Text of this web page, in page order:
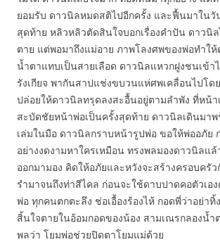
ยอมรับ ดาวนิลหมดสติไปอีกครั้ง และฟื้นมาใน
สุดท้าย หลิวหลิวตัดสินใจบอกเรื่องคำปัน ดาวนิล
ตาย แต่พอมาถึงแม่อาย ภาพโลงศพของพ่อทำใ
น้ำตาแทบเป็นสายเลือด ดาวนิลแหวกฝูงชนเข้
รังเกียจ พากันสาปแช่งขบวนแห่ศพเคลื่อนไปโด
ปล่อยให้ดาวนิลทรุดลงสะอื้นอยู่ตามลำพัง ที่หน้า
สะบัดชัยหน้าพ่อเป็นครั้งสุดท้าย ดาวนิลเดินมา
เล่มในมือ ดาวนิลกราบหน้ารูปพ่อ ขอให้พ่ออภัย
อย่างงดงามหาใครเหมือน ทรงพลมองดาวนิลแ
ออกมามอง คิดให้อภัยและหวังจะสร้างครอบครั
รำมาจนถึงท่าสีไคล ก่อนจะใช้ดาบปาดคอตัวเอ
พ่อ ทุกคนตกตะลึง ช่อเอื้องร้องไห้ กอดพี่ว่าอย่าทิ้
สิ้นใจตายในอ้อมกอดของน้อง สามเณรกลองน้ำ
พลว่า โยมพ่อช่วยปิดตาโยมแม่ด้วย